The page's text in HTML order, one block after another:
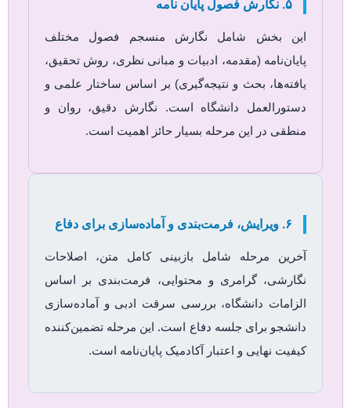
۵. نگارش فصول پایان نامه
این بخش شامل نگارش منسجم فصول مختلف
پایان‌نامه (مقدمه، ادبیات و مبانی نظری، روش تحقیق،
یافته‌ها، بحث و نتیجه‌گیری) بر اساس ساختار علمی و
دستورالعمل دانشگاه است. نگارش دقیق، روان و
منطقی در این مرحله بسیار حائز اهمیت است.
۶. ویرایش، فرمت‌بندی و آماده‌سازی برای دفاع
آخرین مرحله شامل بازبینی کامل متن، اصلاحات
نگارشی، گرامری و محتوایی، فرمت‌بندی بر اساس
الزامات دانشگاه، بررسی سرقت ادبی و آماده‌سازی
دانشجو برای جلسه دفاع است. این مرحله تضمین‌کننده
کیفیت نهایی و اعتبار آکادمیک پایان‌نامه است.